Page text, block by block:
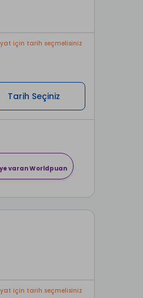
için tarih seçmelisiniz
Tarih Seçiniz
varan Worldpuan
için tarih seçmelisiniz